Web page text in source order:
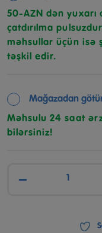
50-AZN dən
çatdırılma
məhsullar üçün isə
təşkil edir.
Mağazadan
Məhsulu 24 saat
bilərsiniz!
−